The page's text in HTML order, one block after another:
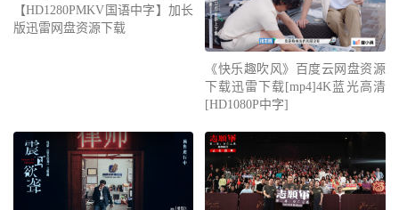
【HD1280PMKV国语中字】加长
版迅雷网盘资源下载
《快乐趣吹风》百度云网盘资源
下载迅雷下载[mp4]4K蓝光高清
[HD1080P中字]